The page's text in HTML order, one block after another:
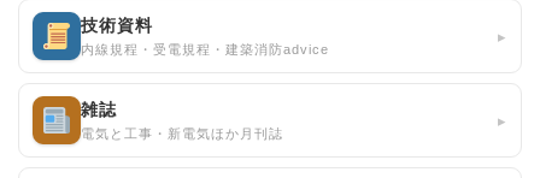
技術資料
内線規程・受電規程・建築消防advice
▸
雑誌
電気と工事・新電気ほか月刊誌
▸